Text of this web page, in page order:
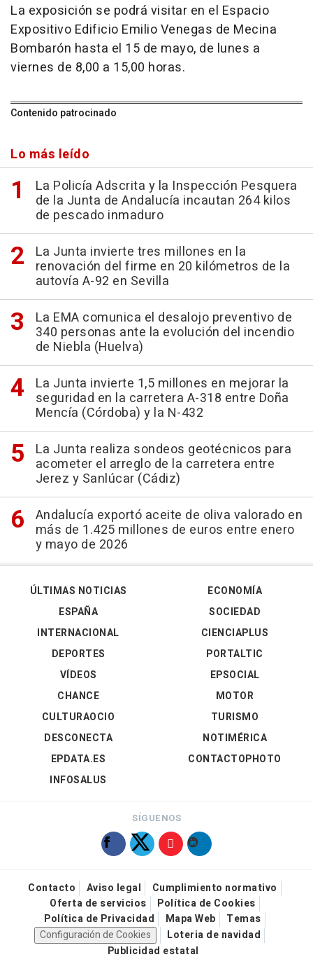
La exposición se podrá visitar en el Espacio
Expositivo Edificio Emilio Venegas de Mecina
Bombarón hasta el 15 de mayo, de lunes a
viernes de 8,00 a 15,00 horas.
Contenido patrocinado
Lo más leído
La Policía Adscrita y la Inspección Pesquera
de la Junta de Andalucía incautan 264 kilos
de pescado inmaduro
La Junta invierte tres millones en la
renovación del firme en 20 kilómetros de la
autovía A-92 en Sevilla
La EMA comunica el desalojo preventivo de
340 personas ante la evolución del incendio
de Niebla (Huelva)
La Junta invierte 1,5 millones en mejorar la
seguridad en la carretera A-318 entre Doña
Mencía (Córdoba) y la N-432
La Junta realiza sondeos geotécnicos para
acometer el arreglo de la carretera entre
Jerez y Sanlúcar (Cádiz)
Andalucía exportó aceite de oliva valorado en
más de 1.425 millones de euros entre enero
y mayo de 2026
ÚLTIMAS NOTICIAS
ESPAÑA
INTERNACIONAL
DEPORTES
VÍDEOS
ECONOMÍA
SOCIEDAD
CIENCIAPLUS
PORTALTIC
EPSOCIAL
CHANCE
CULTURAOCIO
DESCONECTA
EPDATA.ES
INFOSALUS
MOTOR
TURISMO
NOTIMÉRICA
CONTACTOPHOTO
SÍGUENOS
Contacto Aviso legal
Cumplimiento normativo
Oferta de servicios
Política de Cookies
Política de Privacidad
Mapa Web
Temas
Configuración de Cookies
Loteria de navidad
Publicidad estatal